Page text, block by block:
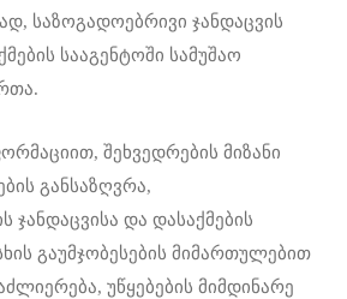
საზოგადოებრივი ჯანდაცვის
სააგენტოში სამუშაო
შეხვედრების მიზანი
განსაზღვრა,
ჯანდაცვისა და დასაქმების
გაუმჯობესების მიმართულებით
უწყებების მიმდინარე